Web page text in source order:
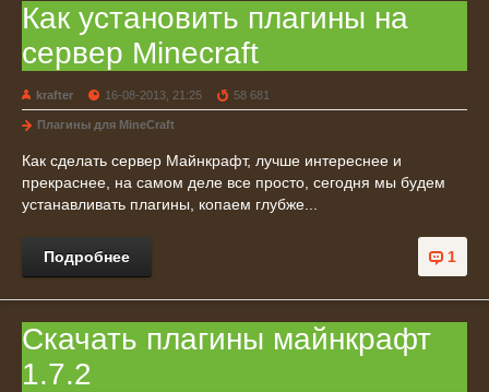
Как установить плагины на
сервер Minecraft
krafter 16-08-2013, 21:25 58 681
Плагины для MineCraft
Как сделать сервер Майнкрафт, лучше интереснее и
прекраснее, на самом деле все просто, сегодня мы будем
устанавливать плагины, копаем глубже...
1
Подробнее
Скачать плагины майнкрафт
1.7.2